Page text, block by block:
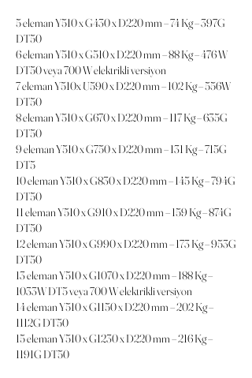
5 eleman Y510 x G430 x D220 mm – 74 Kg – 397G
DT50
6 eleman Y510 x G510 x D220 mm – 88 Kg – 476 W
DT50 veya 700 W elektrikli versiyon
7 eleman Y510x U590 x D220 mm – 102 Kg – 556W
DT50
8 eleman Y510 x G670 x D220 mm – 117 Kg – 635G
DT50
9 eleman Y510 x G750 x D220 mm – 131 Kg – 715G
DT5
10 eleman Y510 x G830 x D220 mm – 145 Kg – 794G
DT50
11 eleman Y510 x G910 x D220 mm – 159 Kg – 874G
DT50
12 eleman Y510 x G990 x D220 mm – 173 Kg – 953G
DT50
13 eleman Y510 x G1070 x D220 mm – 188 Kg –
1033W DT5 veya 700 W elektrikli versiyon
14 eleman Y510 x G1150 x D220 mm – 202 Kg –
1112G DT50
15 eleman Y510 x G1230 x D220 mm – 216 Kg –
1191G DT50